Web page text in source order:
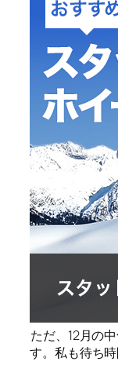
ただ、12月の
す。私も待ち